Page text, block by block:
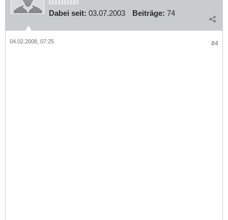
Dabei seit: 03.07.2003 Beiträge: 74
#4
04.02.2008, 07:25